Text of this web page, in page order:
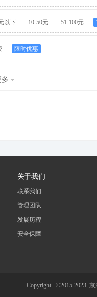
以下 10-50元 51-100元
限时优惠
多
关于我们
联系我们
管理团队
发展历程
安全保障
Copyright ©2015-2023 京